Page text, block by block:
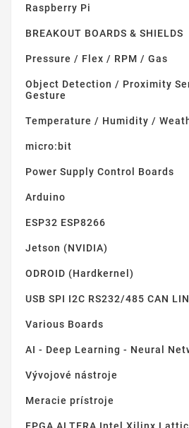
Raspberry Pi
BREAKOUT BOARDS & SHIELDS
Pressure / Flex / RPM / Gas
Object Detection / Proximity
Gesture
Temperature / Humidity /
micro:bit
Power Supply Control Boards
Arduino
ESP32 ESP8266
Jetson (NVIDIA)
ODROID (Hardkernel)
USB SPI I2C RS232/485 CAN LIN
Various Boards
AI - Deep Learning - Neural
Vývojové nástroje
Meracie prístroje
FPGA ALTERA Intel Xilinx